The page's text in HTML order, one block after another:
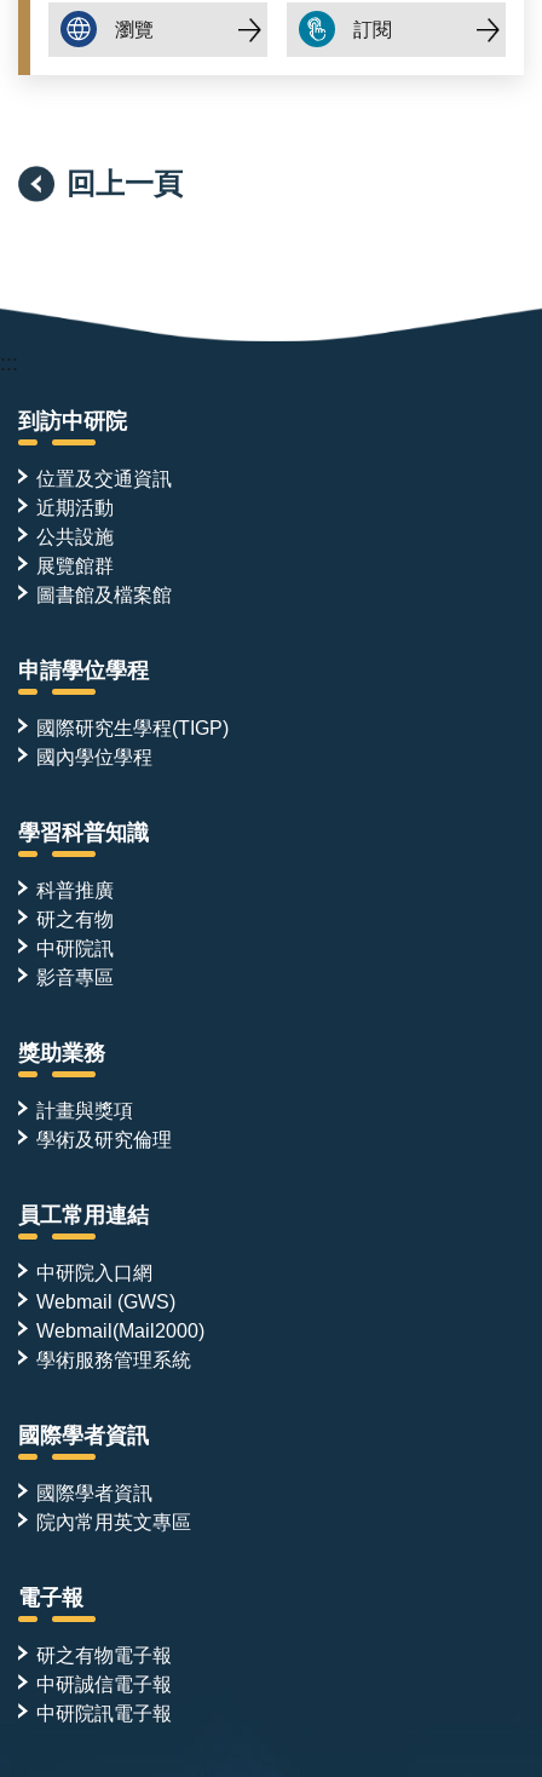
回上一頁
:::
到訪中研院
位置及交通資訊
近期活動
公共設施
展覽館群
圖書館及檔案館
申請學位學程
國際研究生學程(TIGP)
國內學位學程
學習科普知識
科普推廣
研之有物
中研院訊
影音專區
獎助業務
計畫與獎項
學術及研究倫理
員工常用連結
中研院入口網
Webmail (GWS)
Webmail(Mail2000)
學術服務管理系統
國際學者資訊
國際學者資訊
院內常用英文專區
電子報
研之有物電子報
中研誠信電子報
中研院訊電子報